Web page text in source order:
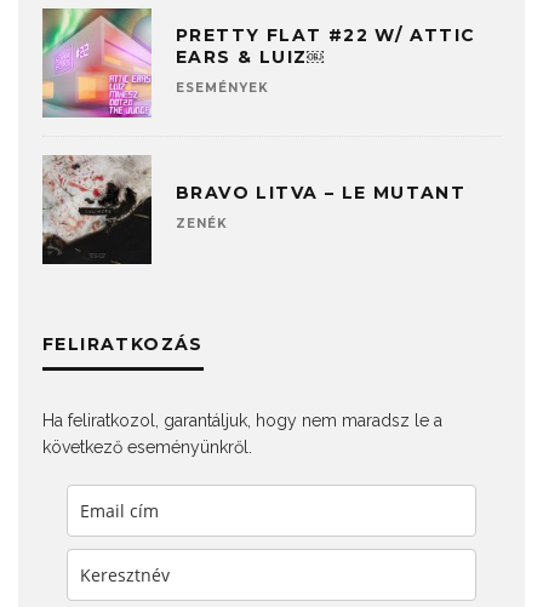
PRETTY FLAT #22 W/ ATTIC
EARS & LUIZ￼
ESEMÉNYEK
BRAVO LITVA – LE MUTANT
ZENÉK
FELIRATKOZÁS
Ha feliratkozol, garantáljuk, hogy nem maradsz le a
következő eseményünkről.